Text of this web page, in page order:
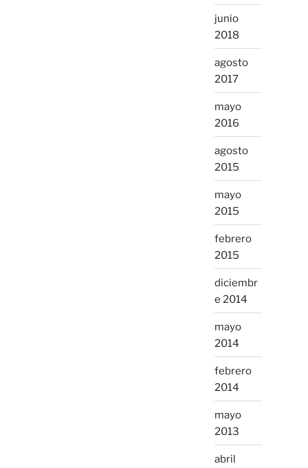
junio
2018
agosto
2017
mayo
2016
agosto
2015
mayo
2015
febrero
2015
diciembr
e 2014
mayo
2014
febrero
2014
mayo
2013
abril